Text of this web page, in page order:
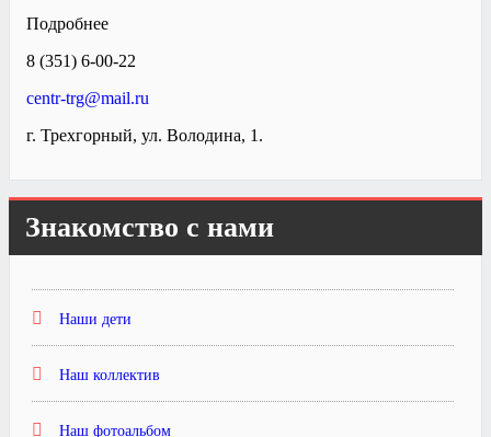
Подробнее
8 (351) 6-00-22
centr-trg@mail.ru
г. Трехгорный, ул. Володина, 1.
Знакомство с нами
Наши дети
Наш коллектив
Наш фотоальбом